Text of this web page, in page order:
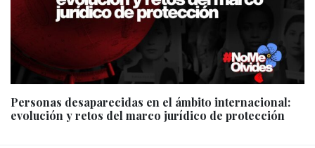
Personas desaparecidas en el ámbito internacional:
evolución y retos del marco jurídico de protección